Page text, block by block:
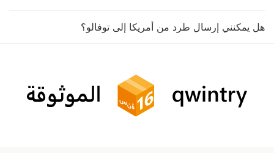
هل يمكنني إرسال طرد من أمريكا إلى توفالو؟